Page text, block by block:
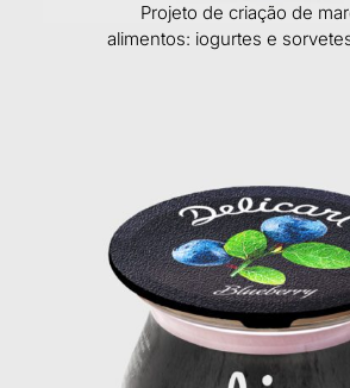
Projeto de criação de
alimentos: iogurtes e